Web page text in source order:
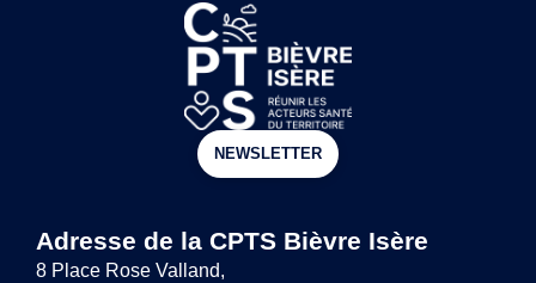
NEWSLETTER
Adresse de la CPTS Bièvre Isère
8 Place Rose Valland,